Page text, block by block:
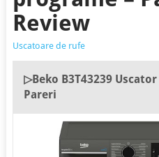
Review
Uscatoare de rufe
▷Beko B3T43239
Pareri